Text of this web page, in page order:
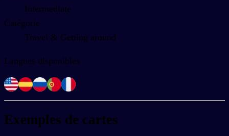
Intermediate
Catégorie
Travel & Getting around
Langues disponibles
Exemples de cartes